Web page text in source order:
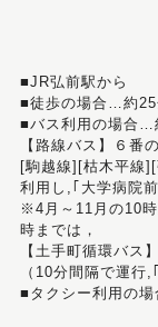
■JR弘前駅から
■徒歩の場合…約25
■バス利用の場合…
【路線バス】６番
[駒越線][枯木平線
利用し,｢大学病院
※4月～11月の10
時までは，
【土手町循環バス
（10分間隔で運行,
■タクシー利用の